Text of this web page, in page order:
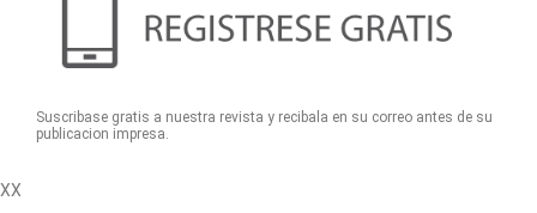
Suscribase gratis a nuestra revista y recibala en su correo antes de su
publicacion impresa.
XX